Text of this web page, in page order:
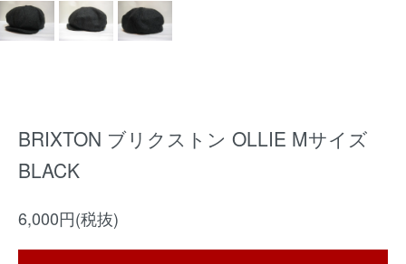
BRIXTON ブリクストン OLLIE Mサイズ
BLACK
6,000円(税抜)